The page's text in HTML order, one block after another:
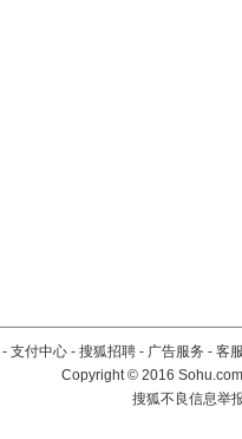
- 支付中心 - 搜狐招聘 - 广告服务 - 客
Copyright©2016
搜狐不良信息举